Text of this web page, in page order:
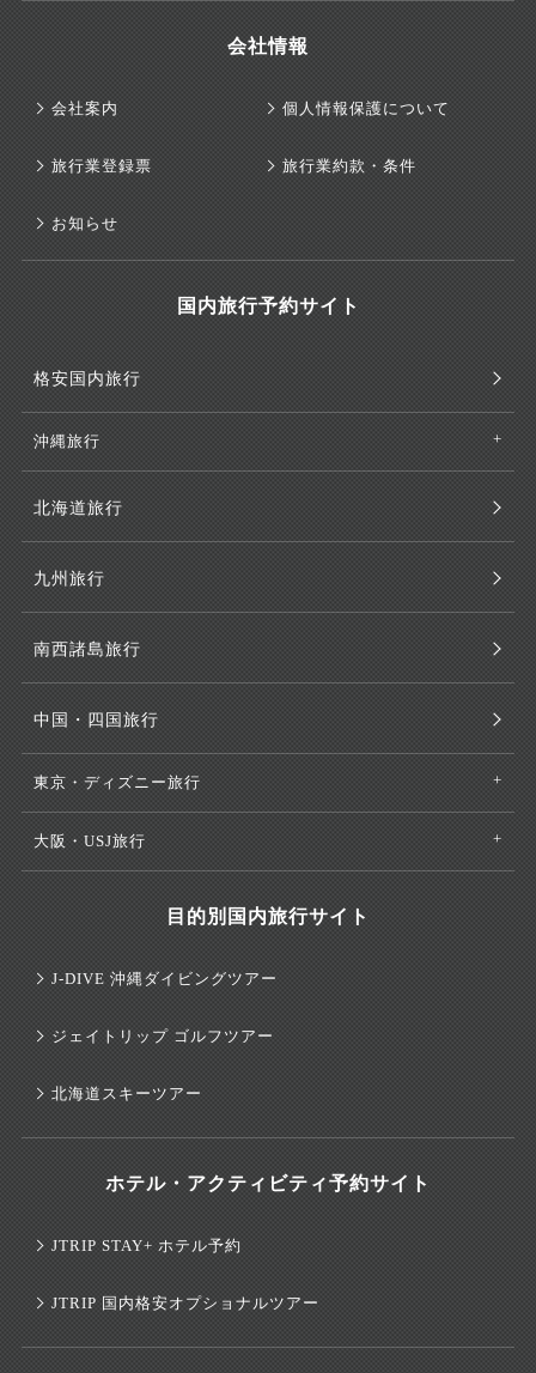
会社情報
会社案内 個人情報保護について
旅行業登録票 旅行業約款・条件
お知らせ
国内旅行予約サイト
格安国内旅行
沖縄旅行
北海道旅行
九州旅行
南西諸島旅行
中国・四国旅行
東京・ディズニー旅行
大阪・USJ旅行
目的別国内旅行サイト
J-DIVE 沖縄ダイビングツアー
ジェイトリップ ゴルフツアー
北海道スキーツアー
ホテル・アクティビティ予約サイト
JTRIP STAY+ ホテル予約
JTRIP 国内格安オプショナルツアー